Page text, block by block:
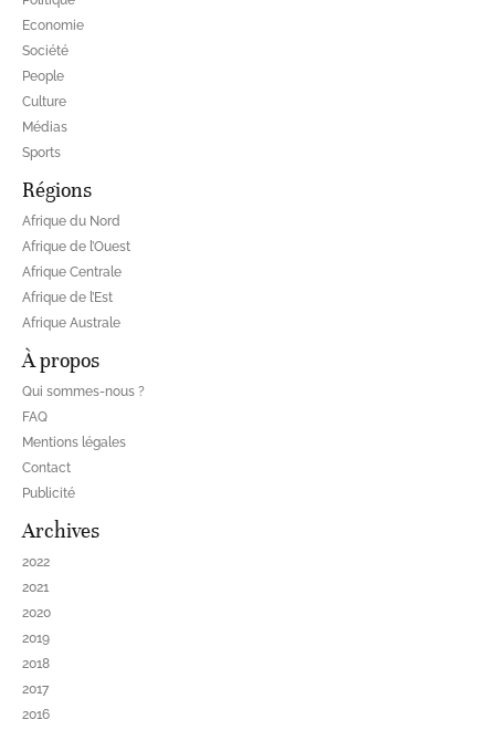
Economie
Société
People
Culture
Médias
Sports
Régions
Afrique du Nord
Afrique de l’Ouest
Afrique Centrale
Afrique de l’Est
Afrique Australe
À propos
Qui sommes-nous ?
FAQ
Mentions légales
Contact
Publicité
Archives
2022
2021
2020
2019
2018
2017
2016